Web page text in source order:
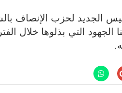
الجديد لحزب الإنصاف
الجهود التي بذلوها خلال